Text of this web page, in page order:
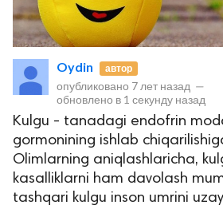
Oydin автор
опубликовано 7 лет назад —
обновлено в 1 секунду назад
Kulgu - tanadagi endofrin
gormonining ishlab
Olimlarning aniqlashlaricha,
kasalliklarni ham davolash
tashqari kulgu inson umrini